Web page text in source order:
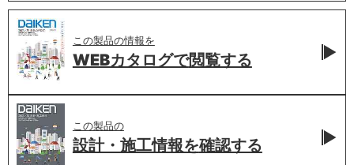
この製品の情報を
WEBカタログで閲覧する
この製品の
設計・施工情報を確認する